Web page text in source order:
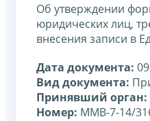
Об утверждении
юридических лиц,
внесения записи в
Дата документа:
Вид документа:
Принявший орган:
Номер: ММВ-7-14/